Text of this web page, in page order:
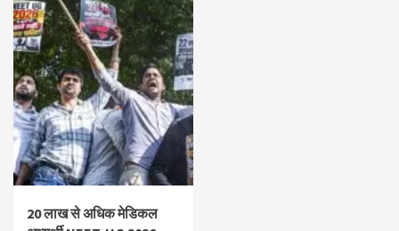
20 लाख से अधिक मेडिकल